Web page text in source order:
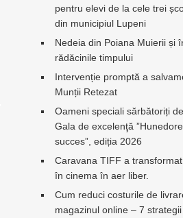
pentru elevi de la cele trei
din municipiul Lupeni
Nedeia din Poiana Muierii și
rădăcinile timpului
Intervenție promptă a
Munții Retezat
Oameni speciali sărbătoriți
Gala de excelenţă
succes”, ediția 2026
Caravana TIFF a
în cinema în aer liber.
Cum reduci costurile de
magazinul online – 7 strategii